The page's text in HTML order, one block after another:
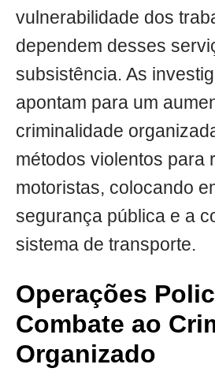
vulnerabilidade dos
dependem desses
subsistência. As
apontam para um
criminalidade
métodos violentos para
motoristas, colocando
segurança pública e a
sistema de transporte.
Operações
Combate ao
Organizado